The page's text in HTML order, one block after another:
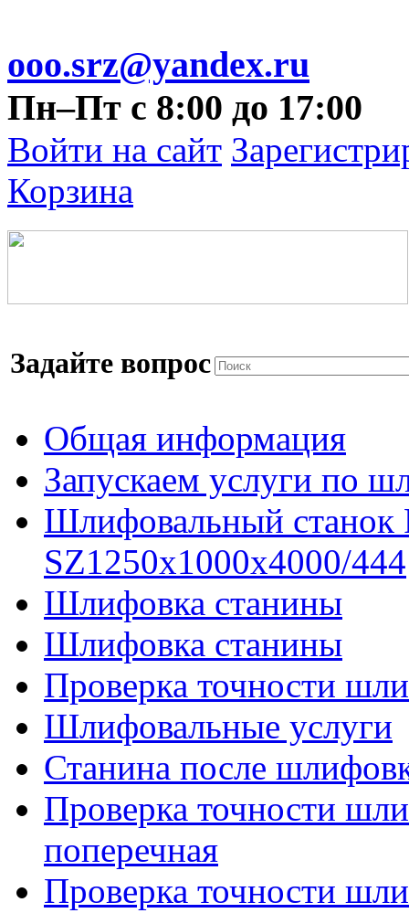
ooo.srz@yandex.ru
Пн–Пт с 8:00 до 17:00
Войти на сайт
Корзина
Задайте вопрос
Общая информация
Запускаем услуги по
Шлифовальный
SZ1250x1000x4000/444
Шлифовка станины
Шлифовка станины
Проверка точности
Шлифовальные услуги
Станина после
Проверка точности
поперечная
Проверка точности